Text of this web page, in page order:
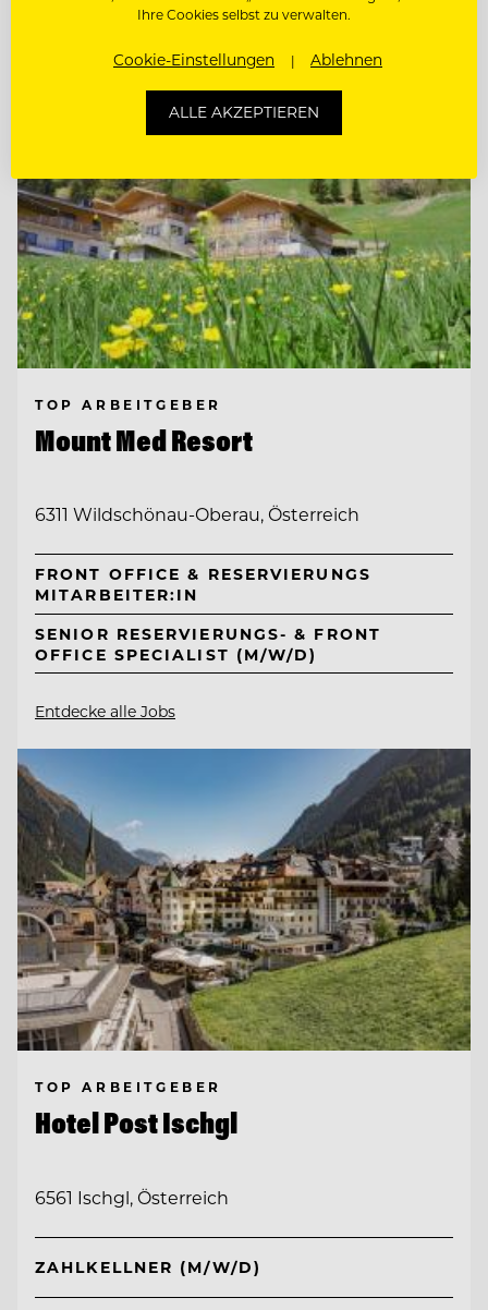
TOP ARBEITGEBER
Mount Med Resort
6311 Wildschönau-Oberau, Österreich
FRONT OFFICE & RESERVIERUNGS
MITARBEITER:IN
SENIOR RESERVIERUNGS- & FRONT
OFFICE SPECIALIST (M/W/D)
Entdecke alle Jobs
TOP ARBEITGEBER
Hotel Post Ischgl
6561 Ischgl, Österreich
ZAHLKELLNER (M/W/D)
Ihre Cookies selbst zu verwalten.
Cookie-Einstellungen Ablehnen
ALLE AKZEPTIEREN